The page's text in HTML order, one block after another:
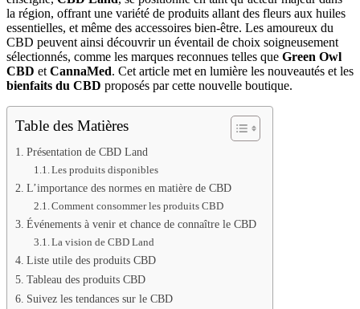
la région, offrant une variété de produits allant des fleurs aux huiles
essentielles, et même des accessoires bien-être. Les amoureux du
CBD peuvent ainsi découvrir un éventail de choix soigneusement
sélectionnés, comme les marques reconnues telles que Green Owl
CBD et CannaMed. Cet article met en lumière les nouveautés et les
bienfaits du CBD proposés par cette nouvelle boutique.
Table des Matières
Présentation de CBD Land
Les produits disponibles
L’importance des normes en matière de CBD
Comment consommer les produits CBD
Événements à venir et chance de connaître le CBD
La vision de CBD Land
Liste utile des produits CBD
Tableau des produits CBD
Suivez les tendances sur le CBD